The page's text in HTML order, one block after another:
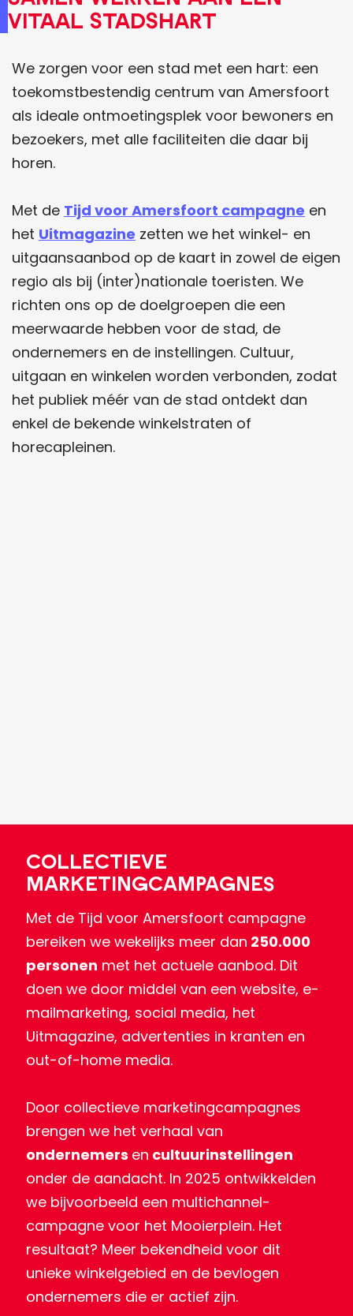
A
e
r
s
f
o
r
t
w
e
b
s
i
t
e
a
m
e
l
d
e
a
a
z
i
n
e
vitaal stadshart
We zorgen voor een stad met een hart: een
toekomstbestendig centrum van Amersfoort
als ideale ontmoetingsplek voor bewoners en
bezoekers, met alle faciliteiten die daar bij
horen.
Met de Tijd voor Amersfoort campagne en
het Uitmagazine zetten we het winkel- en
uitgaansaanbod op de kaart in zowel de eigen
regio als bij (inter)nationale toeristen. We
richten ons op de doelgroepen die een
meerwaarde hebben voor de stad, de
ondernemers en de instellingen. Cultuur,
uitgaan en winkelen worden verbonden, zodat
het publiek méér van de stad ontdekt dan
enkel de bekende winkelstraten of
horecapleinen.
Collectieve
marketingcampagnes
Met de Tijd voor Amersfoort campagne
bereiken we wekelijks meer dan 250.000
personen met het actuele aanbod. Dit
doen we door middel van een website, e-
mailmarketing, social media, het
Uitmagazine, advertenties in kranten en
out-of-home media.
Door collectieve marketingcampagnes
brengen we het verhaal van
ondernemers en cultuurinstellingen
onder de aandacht. In 2025 ontwikkelden
we bijvoorbeeld een multichannel-
campagne voor het Mooierplein. Het
resultaat? Meer bekendheid voor dit
unieke winkelgebied en de bevlogen
ondernemers die er actief zijn.